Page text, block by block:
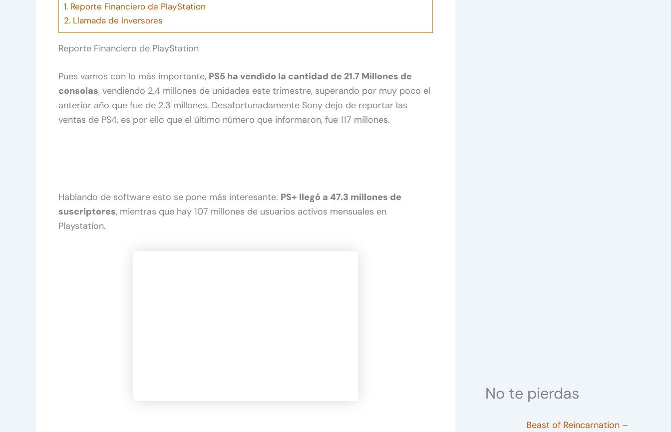
1. Reporte Financiero de PlayStation
2. Llamada de Inversores
Reporte Financiero de PlayStation
Pues vamos con lo más importante, PS5 ha vendido la cantidad de 21.7 Millones de
consolas, vendiendo 2.4 millones de unidades este trimestre, superando por muy poco el
anterior año que fue de 2.3 millones. Desafortunadamente Sony dejo de reportar las
ventas de PS4, es por ello que el último número que informaron, fue 117 millones.
Hablando de software esto se pone más interesante. PS+ llegó a 47.3 millones de
suscriptores, mientras que hay 107 millones de usuarios activos mensuales en
Playstation.
No te pierdas
Beast of Reincarnation –